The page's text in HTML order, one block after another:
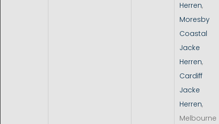
Herren,
Moresby
Coastal
Jacke
Herren,
Cardiff
Jacke
Herren,
Melbourne